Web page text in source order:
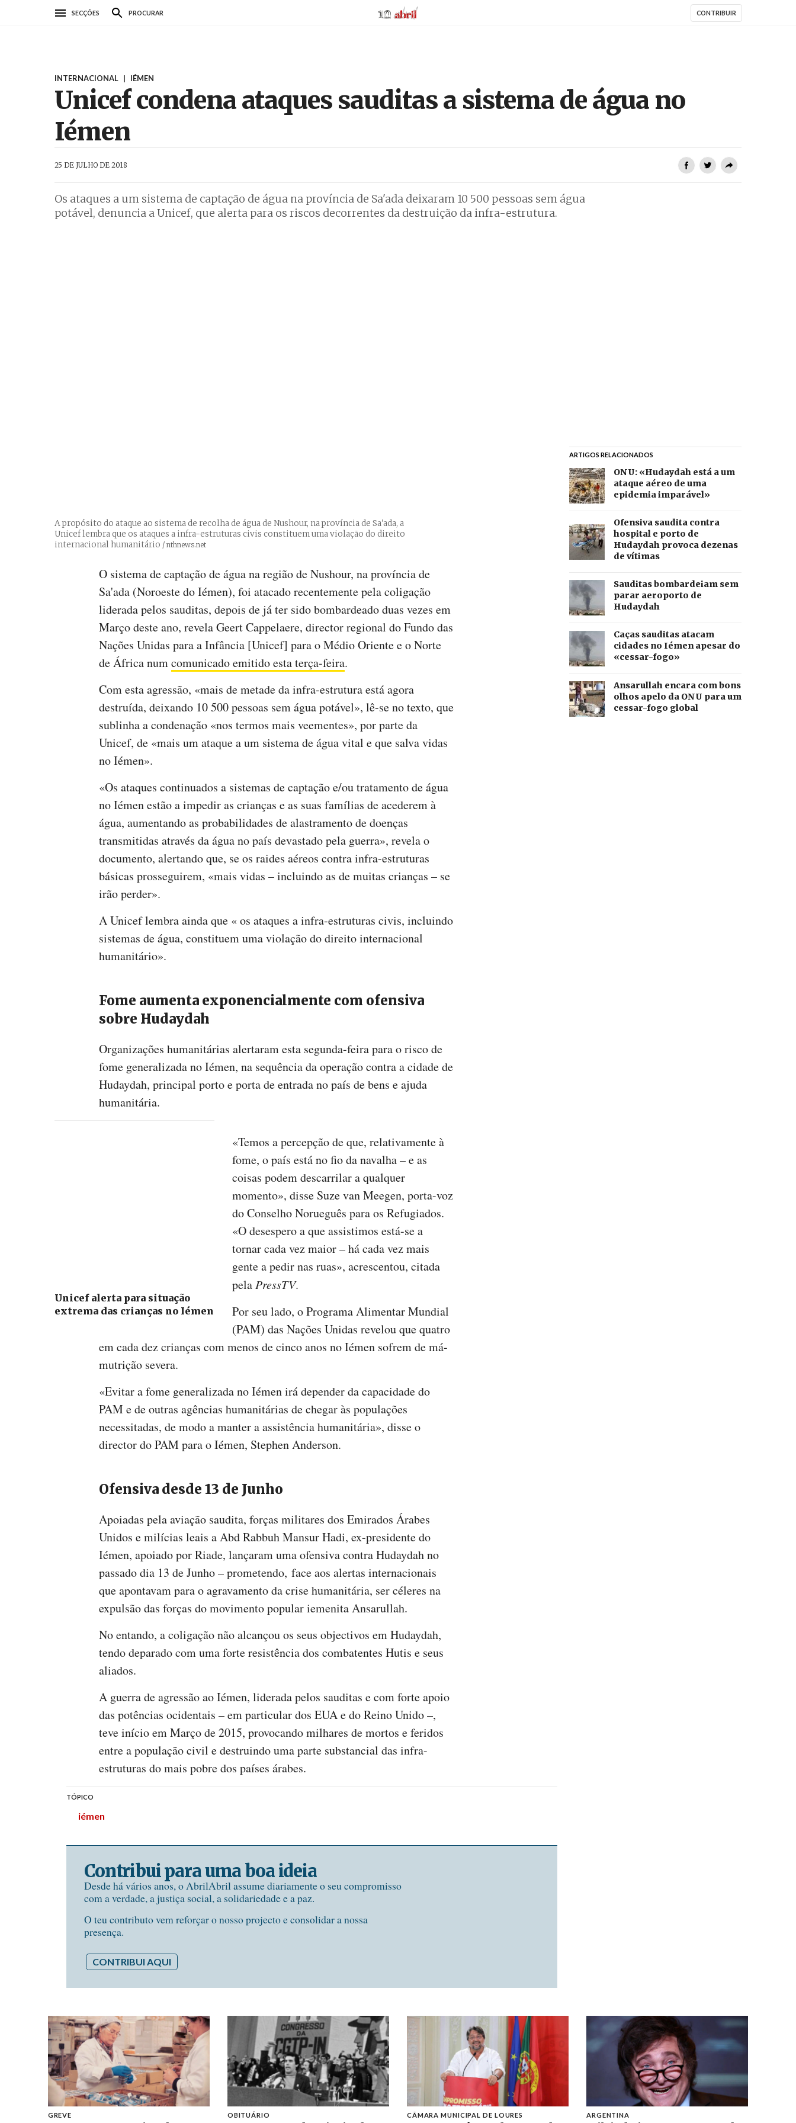
SECÇÕES PROCURAR AbrilAbril CONTRIBUIR
INTERNACIONAL | IÉMEN
Unicef condena ataques sauditas a sistema de água no
Iémen
25 DE JULHO DE 2018
Os ataques a um sistema de captação de água na província de Sa'ada deixaram 10 500 pessoas sem água
potável, denuncia a Unicef, que alerta para os riscos decorrentes da destruição da infra-estrutura.
A propósito do ataque ao sistema de recolha de água de Nushour, na província de Sa'ada, a
Unicef lembra que os ataques a infra-estruturas civis constituem uma violação do direito
internacional humanitário Créditos
/ nthnews.net
O sistema de captação de água na região de Nushour, na província de
Sa'ada (Noroeste do Iémen), foi atacado recentemente pela coligação
liderada pelos sauditas, depois de já ter sido bombardeado duas vezes em
Março deste ano, revela Geert Cappelaere, director regional do Fundo das
Nações Unidas para a Infância [Unicef] para o Médio Oriente e o Norte
de África numcomunicado emitido esta terça-feira.
Com esta agressão, «mais de metade da infra-estrutura está agora
destruída, deixando 10 500 pessoas sem água potável», lê-se no texto, que
sublinha a condenação «nos termos mais veementes», por parte da
Unicef, de «mais um ataque a um sistema de água vital e que salva vidas
no Iémen».
«Os ataques continuados a sistemas de captação e/ou tratamento de água
no Iémen estão a impedir as crianças e as suas famílias de acederem à
água, aumentando as probabilidades de alastramento de doenças
transmitidas através da água no país devastado pela guerra», revela o
documento, alertando que, se os raides aéreos contra infra-estruturas
básicas prosseguirem, «mais vidas – incluindo as de muitas crianças – se
irão perder».
A Unicef lembra ainda que « os ataques a infra-estruturas civis, incluindo
sistemas de água, constituem uma violação do direito internacional
humanitário».
Fome aumenta exponencialmente com ofensiva
sobre Hudaydah
Organizações humanitárias alertaram esta segunda-feira para o risco de
fome generalizada no Iémen, na sequência da operação contra a cidade de
Hudaydah, principal porto e porta de entrada no país de bens e ajuda
humanitária.
Unicef alerta para situação
extrema das crianças no Iémen
«Temos a percepção de que, relativamente à
fome, o país está no fio da navalha – e as
coisas podem descarrilar a qualquer
momento», disse Suze van Meegen, porta-voz
do Conselho Norueguês para os Refugiados.
«O desespero a que assistimos está-se a
tornar cada vez maior – há cada vez mais
gente a pedir nas ruas», acrescentou, citada
pelaPressTV.
Por seu lado, o Programa Alimentar Mundial
(PAM) das Nações Unidas revelou que quatro
em cada dez crianças com menos de cinco anos no Iémen sofrem de má-
mutrição severa.
«Evitar a fome generalizada no Iémen irá depender da capacidade do
PAM e de outras agências humanitárias de chegar às populações
necessitadas, de modo a manter a assistência humanitária», disse o
director do PAM para o Iémen, Stephen Anderson.
Ofensiva desde 13 de Junho
Apoiadas pela aviação saudita, forças militares dos Emirados Árabes
Unidos e milícias leais a Abd Rabbuh Mansur Hadi, ex-presidente do
Iémen, apoiado por Riade, lançaram uma ofensiva contra Hudaydah no
passado dia 13 de Junho – prometendo, face aos alertas internacionais
que apontavam para o agravamento da crise humanitária, ser céleres na
expulsão das forças do movimento popular iemenita Ansarullah.
No entando, a coligação não alcançou os seus objectivos em Hudaydah,
tendo deparado com uma forte resistência dos combatentes Hutis e seus
aliados.
A guerra de agressão ao Iémen, liderada pelos sauditas e com forte apoio
das potências ocidentais – em particular dos EUA e do Reino Unido –,
teve início em Março de 2015, provocando milhares de mortos e feridos
entre a população civil e destruindo uma parte substancial das infra-
estruturas do mais pobre dos países árabes.
TÓPICO
iémen
Contribui para uma boa ideia
Desde há vários anos, o AbrilAbril assume diariamente o seu compromisso
com a verdade, a justiça social, a solidariedade e a paz.
O teu contributo vem reforçar o nosso projecto e consolidar a nossa
presença.
CONTRIBUI AQUI
ARTIGOS RELACIONADOS
ONU: «Hudaydah está a um
ataque aéreo de uma
epidemia imparável»
Ofensiva saudita contra
hospital e porto de
Hudaydah provoca dezenas
de vítimas
Sauditas bombardeiam sem
parar aeroporto de
Hudaydah
Caças sauditas atacam
cidades no Iémen apesar do
«cessar-fogo»
Ansarullah encara com bons
olhos apelo da ONU para um
cessar-fogo global
GREVE OBITUÁRIO CÂMARA MUNICIPAL DE LOURES ARGENTINA